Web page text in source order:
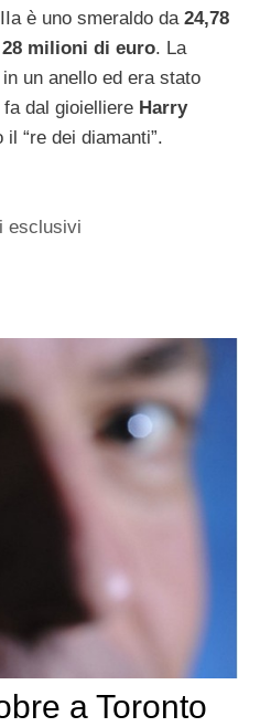
è uno smeraldo da 24,78
milioni di euro. La
un anello ed era stato
dal gioielliere Harry
“re dei diamanti”.
esclusivi
a Toronto